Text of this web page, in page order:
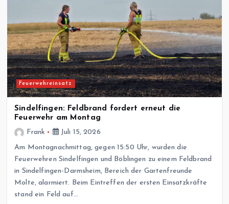
Feuerwehreinsatz
Sindelfingen: Feldbrand fordert erneut die
Feuerwehr am Montag
Frank
Juli 15, 2026
Am Montagnachmittag, gegen 15:50 Uhr, wurden die
Feuerwehren Sindelfingen und Böblingen zu einem Feldbrand
in Sindelfingen-Darmsheim, Bereich der Gartenfreunde
Molte, alarmiert. Beim Eintreffen der ersten Einsatzkräfte
stand ein Feld auf…